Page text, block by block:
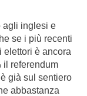
agli inglesi e
se i più recenti
è ancora
il referendum
già sul sentiero
abbastanza